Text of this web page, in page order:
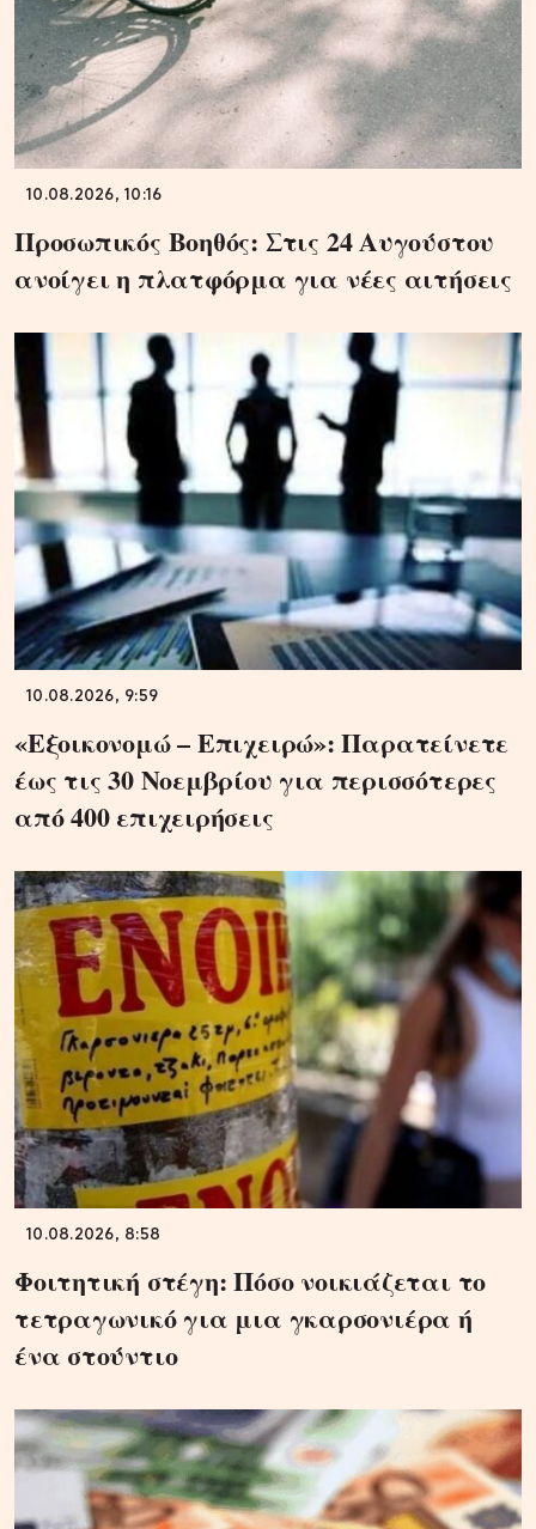
10.08.2026, 10:16
Προσωπικός Βοηθός: Στις 24 Αυγούστου
ανοίγει η πλατφόρμα για νέες αιτήσεις
10.08.2026, 9:59
«Εξοικονομώ – Επιχειρώ»: Παρατείνετε
έως τις 30 Νοεμβρίου για περισσότερες
από 400 επιχειρήσεις
10.08.2026, 8:58
Φοιτητική στέγη: Πόσο νοικιάζεται το
τετραγωνικό για μια γκαρσονιέρα ή
ένα στούντιο